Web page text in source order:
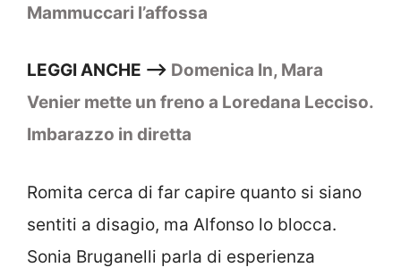
Mammuccari l’affossa
LEGGI ANCHE –> Domenica In, Mara
Venier mette un freno a Loredana Lecciso.
Imbarazzo in diretta
Romita cerca di far capire quanto si siano
sentiti a disagio, ma Alfonso lo blocca.
Sonia Bruganelli parla di esperienza